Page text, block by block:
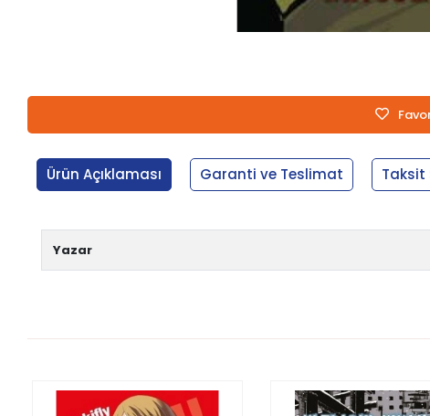
Ürün Açıklaması Garanti ve Teslimat Taksit
Yazar